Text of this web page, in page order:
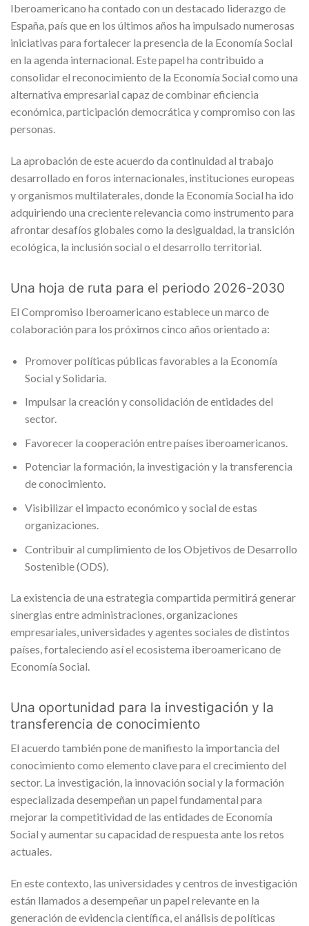
Iberoamericano ha contado con un destacado liderazgo de
España, país que en los últimos años ha impulsado numerosas
iniciativas para fortalecer la presencia de la Economía Social
en la agenda internacional. Este papel ha contribuido a
consolidar el reconocimiento de la Economía Social como una
alternativa empresarial capaz de combinar eficiencia
económica, participación democrática y compromiso con las
personas.
La aprobación de este acuerdo da continuidad al trabajo
desarrollado en foros internacionales, instituciones europeas
y organismos multilaterales, donde la Economía Social ha ido
adquiriendo una creciente relevancia como instrumento para
afrontar desafíos globales como la desigualdad, la transición
ecológica, la inclusión social o el desarrollo territorial.
Una hoja de ruta para el periodo 2026-2030
El Compromiso Iberoamericano establece un marco de
colaboración para los próximos cinco años orientado a:
Promover políticas públicas favorables a la Economía
Social y Solidaria.
Impulsar la creación y consolidación de entidades del
sector.
Favorecer la cooperación entre países iberoamericanos.
Potenciar la formación, la investigación y la transferencia
de conocimiento.
Visibilizar el impacto económico y social de estas
organizaciones.
Contribuir al cumplimiento de los Objetivos de Desarrollo
Sostenible (ODS).
La existencia de una estrategia compartida permitirá generar
sinergias entre administraciones, organizaciones
empresariales, universidades y agentes sociales de distintos
países, fortaleciendo así el ecosistema iberoamericano de
Economía Social.
Una oportunidad para la investigación y la
transferencia de conocimiento
El acuerdo también pone de manifiesto la importancia del
conocimiento como elemento clave para el crecimiento del
sector. La investigación, la innovación social y la formación
especializada desempeñan un papel fundamental para
mejorar la competitividad de las entidades de Economía
Social y aumentar su capacidad de respuesta ante los retos
actuales.
En este contexto, las universidades y centros de investigación
están llamados a desempeñar un papel relevante en la
generación de evidencia científica, el análisis de políticas